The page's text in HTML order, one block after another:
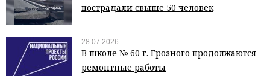
пострадали свыше 50 человек
28.07.2026
В школе № 60 г. Грозного продолжаются
ремонтные работы